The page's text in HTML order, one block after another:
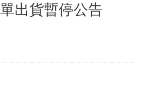
出貨暫停公告